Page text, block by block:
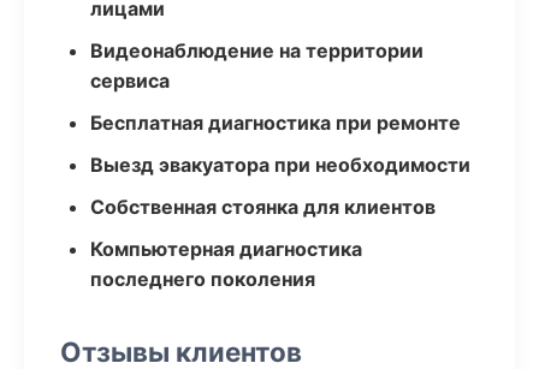
лицами
Видеонаблюдение на территории
сервиса
Бесплатная диагностика при ремонте
Выезд эвакуатора при необходимости
Собственная стоянка для клиентов
Компьютерная диагностика
последнего поколения
Отзывы клиентов